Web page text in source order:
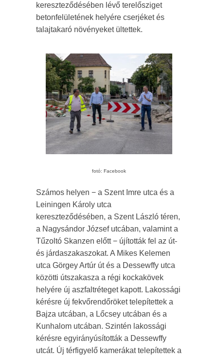
kereszteződésében lévő terelősziget
betonfelületének helyére cserjéket és
talajtakaró növényeket ültettek.
fotó: Facebook
Számos helyen − a Szent Imre utca és a
Leiningen Károly utca
kereszteződésében, a Szent László téren,
a Nagysándor József utcában, valamint a
Tűzoltó Skanzen előtt − újították fel az út-
és járdaszakaszokat. A Mikes Kelemen
utca Görgey Artúr út és a Dessewffy utca
közötti útszakasza a régi kockakövek
helyére új aszfaltréteget kapott. Lakossági
kérésre új fekvőrendőröket telepítettek a
Bajza utcában, a Lőcsey utcában és a
Kunhalom utcában. Szintén lakossági
kérésre egyirányúsították a Dessewffy
utcát. Új térfigyelő kamerákat telepítettek a